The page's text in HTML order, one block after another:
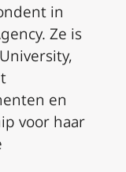
in
Ze is
en
voor haar